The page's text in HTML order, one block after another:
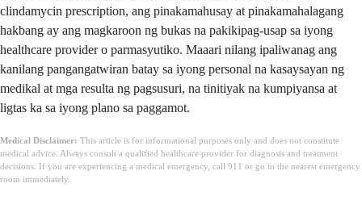
clindamycin prescription, ang pinakamahusay at pinakamahalagang
hakbang ay ang magkaroon ng bukas na pakikipag-usap sa iyong
healthcare provider o parmasyutiko. Maaari nilang ipaliwanag ang
kanilang pangangatwiran batay sa iyong personal na kasaysayan ng
medikal at mga resulta ng pagsusuri, na tinitiyak na kumpiyansa at
ligtas ka sa iyong plano sa paggamot.
Medical Disclaimer: This article is for informational purposes only and does not constitute
medical advice. Always consult a qualified healthcare provider for diagnosis and treatment
decisions. If you are experiencing a medical emergency, call 911 or go to the nearest emergency
room immediately.